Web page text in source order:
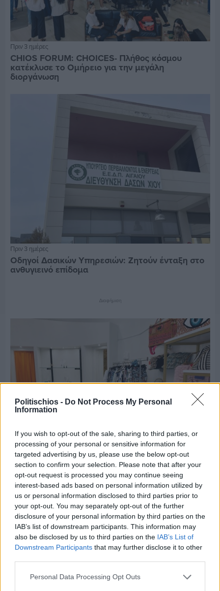
Politischios - Do Not Process My Personal
Information
If you wish to opt-out of the sale, sharing to third parties, or
processing of your personal or sensitive information for
targeted advertising by us, please use the below opt-out
section to confirm your selection. Please note that after your
opt-out request is processed you may continue seeing
interest-based ads based on personal information utilized by
us or personal information disclosed to third parties prior to
your opt-out. You may separately opt-out of the further
disclosure of your personal information by third parties on the
IAB’s list of downstream participants. This information may
also be disclosed by us to third parties on the IAB’s List of
Downstream Participants that may further disclose it to other
Personal Data Processing Opt Outs
Πριν 3 ημέρες
CHIOS FORUM: CHOICES- Πλήθος κόσμου
κατέκλυσε το Ομήρειο για την μεγάλη
διοργάνωση
Πριν 3 ημέρες
Οδηγοί Δασικών Υπηρεσιών: Ζητούν ένταξη στο
ανθυγιεινό επίδομα
Διαφήμιση
Πριν 4 ημέρες
Οι ξεχωριστές καλοκαιρινές προτάσεις του
Clementine Chios